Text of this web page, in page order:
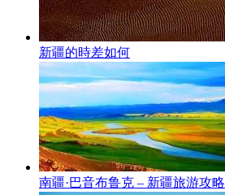
新疆的時差如何
南疆·巴音布鲁克 – 新疆旅游攻略